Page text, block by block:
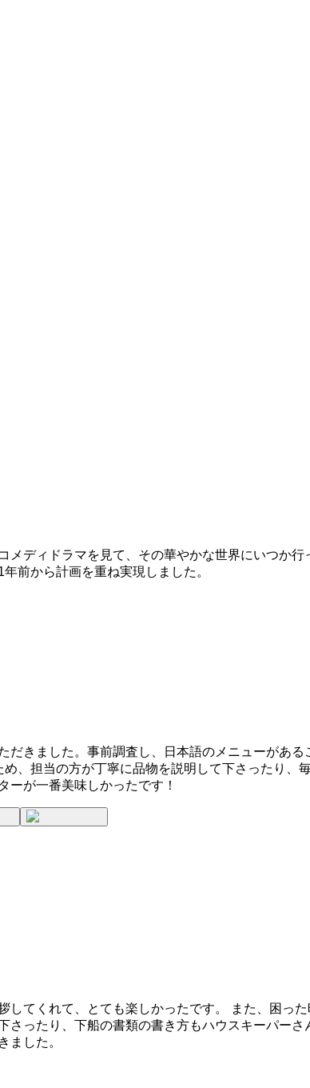
ディドラマを見て、その華やかな世界にいつか
前から計画を重ね実現しました。
きました。事前調査し、日本語のメニューがあ
、担当の方が丁寧に品物を説明して下さったり、
ーが一番美味しかったです！
てくれて、とても楽しかったです。 また、困っ
ったり、下船の書類の書き方もハウスキーパー
ました。